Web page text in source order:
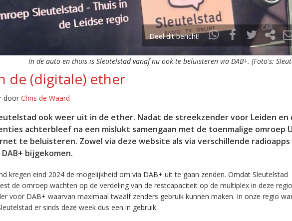
Deel dit bericht!
In de auto en thuis is Sleutelstad vanaf nu ook te beluisteren via DAB+. (Foto's:
de (digitale) ether
door Chris de Waard
ook weer uit in de ether. Nadat de streekzender voor Leiden en
achterbleef na een mislukt samengaan met de toenmalige omroep
te beluisteren. Zowel via deze website als via verschillende
bijgekomen.
kregen eind 2024 de mogelijkheid om via DAB+ uit te gaan zenden. Omdat Sleutelstad
de omroep wachten op de verdeling van de restcapaciteit op de multiplex in deze
voor DAB+ waarvan maximaal twaalf zenders gebruik kunnen maken. In onze regio
er sinds deze week dus een in gebruik.